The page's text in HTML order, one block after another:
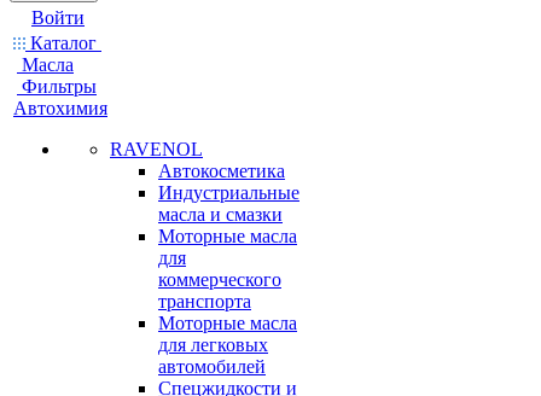
Войти
Каталог
Масла
Фильтры
Автохимия
RAVENOL
Автокосметика
Индустриальные
масла и смазки
Моторные масла
для
коммерческого
транспорта
Моторные масла
для легковых
автомобилей
Спецжидкости и